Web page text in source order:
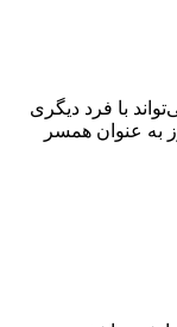
با فرد دیگری
به عنوان همسر